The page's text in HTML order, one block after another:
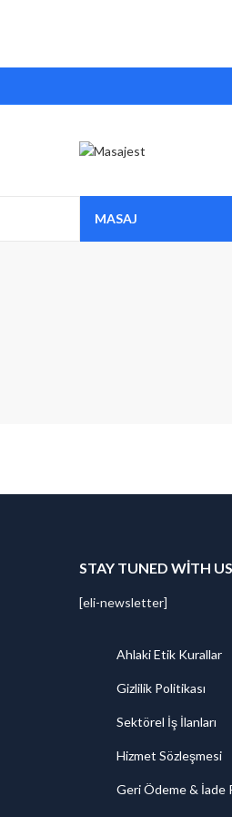
MASAJ
STAY TUNED WITH US
[eli-newsletter]
Ahlaki Etik Kurallar
Gizlilik Politikası
Sektörel İş İlanları
Hizmet Sözleşmesi
Geri Ödeme & İade